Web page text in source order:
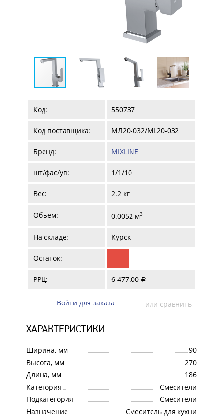
Код: 550737
Код поставщика: МЛ20-032/ML20-032
Бренд: MIXLINE
шт/фас/уп: 1/1/10
Вес: 2.2 кг
Объем: 0.0052 м3
На складе: Курск
Остаток:
РРЦ: 6 477.00 a
Войти для заказа или сравнить
ХАРАКТЕРИСТИКИ
Ширина, мм
90
Высота, мм
270
Длина, мм
186
Категория
Смесители
Подкатегория
Смесители
Назначение
Смеситель для кухни